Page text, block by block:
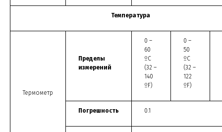
Температура
Термометр
Пределы
измерений
0 –
60
ºС
(32 –
140
ºF)
0 –
50
ºС
(32 –
122
ºF)
Погрешность 0.1